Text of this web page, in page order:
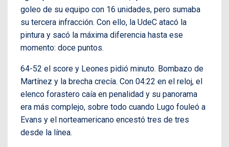
goleo de su equipo con 16 unidades, pero sumaba
su tercera infracción. Con ello, la UdeC atacó la
pintura y sacó la máxima diferencia hasta ese
momento: doce puntos.
64-52 el score y Leones pidió minuto. Bombazo de
Martínez y la brecha crecía. Con 04:22 en el reloj, el
elenco forastero caía en penalidad y su panorama
era más complejo, sobre todo cuando Lugo fouleó a
Evans y el norteamericano encestó tres de tres
desde la línea.